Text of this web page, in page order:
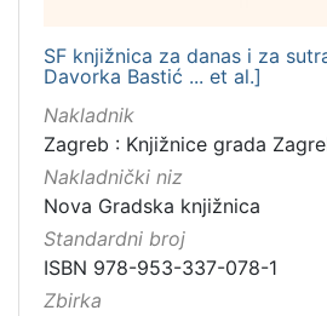
SF knjižnica za danas i za
Davorka Bastić ... et al.]
Nakladnik
Zagreb : Knjižnice grada
Nakladnički niz
Nova Gradska knjižnica
Standardni broj
ISBN 978-953-337-078-1
Zbirka